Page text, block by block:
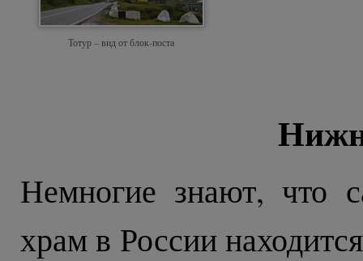
Тотур – вид от блок-поста
Немногие знают, что
храм в России